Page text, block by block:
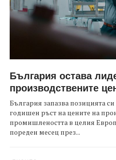
България остава
производствените
България запазва позицията
годишен ръст на цените на
промишлеността в целия
пореден месец през...